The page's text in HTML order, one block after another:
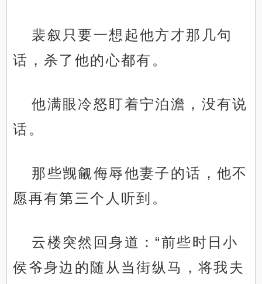
裴叙只要一想起他方才那几句
话，杀了他的心都有。
他满眼冷怒盯着宁泊澹，没有说
话。
那些觊觎侮辱他妻子的话，他不
愿再有第三个人听到。
云楼突然回身道：“前些时日小
侯爷身边的随从当街纵马，将我夫